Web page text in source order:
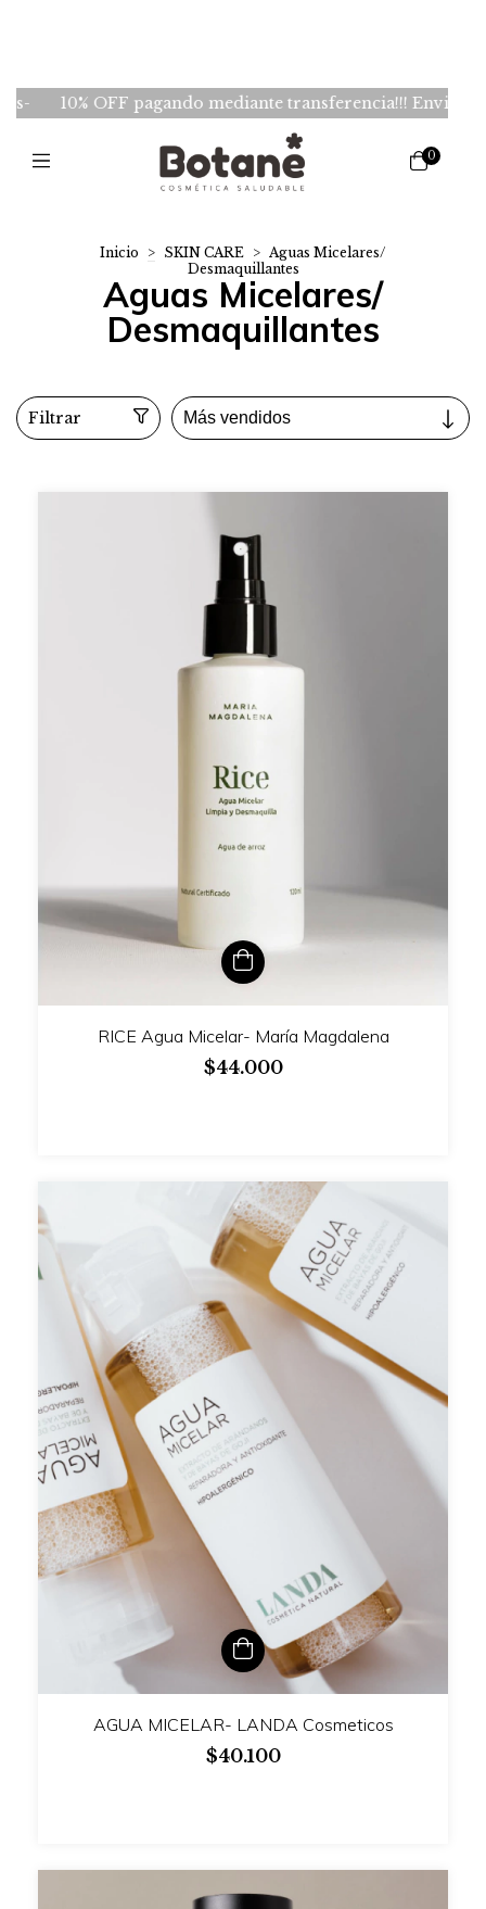
10% OFF pagando mediante transferencia!!! Envios
0
Inicio > SKIN CARE > Aguas Micelares/
Desmaquillantes
Aguas Micelares/
Desmaquillantes
Filtrar
RICE Agua Micelar- María Magdalena
$44.000
AGUA MICELAR- LANDA Cosmeticos
$40.100